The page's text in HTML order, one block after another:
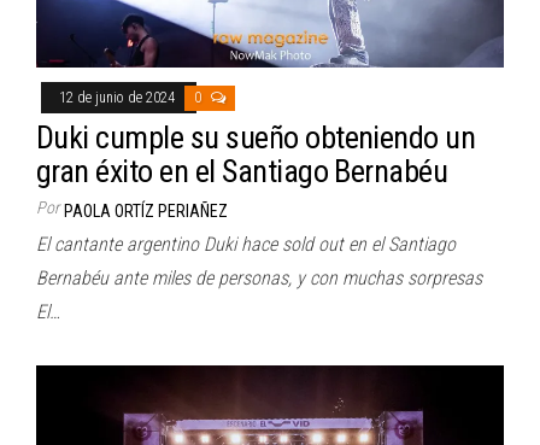
12 de junio de 2024 0
Duki cumple su sueño obteniendo un
gran éxito en el Santiago Bernabéu
Por PAOLA ORTÍZ PERIAÑEZ
El cantante argentino Duki hace sold out en el Santiago
Bernabéu ante miles de personas, y con muchas sorpresas
El…